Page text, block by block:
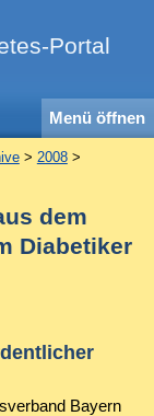
Portal
Menü öffnen
> 2008>
dem
Diabetiker
Bayern